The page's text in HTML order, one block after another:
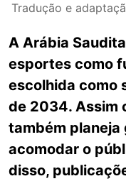
Tradução e
A Arábia
esportes como
escolhida como
de 2034. Assim
também
acomodar o
disso,